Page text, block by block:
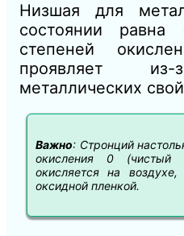
Низшая для
состоянии равна
степеней
проявляет
металлических
Важно: Стронций
окисления 0 (чистый
окисляется на
оксидной пленкой.